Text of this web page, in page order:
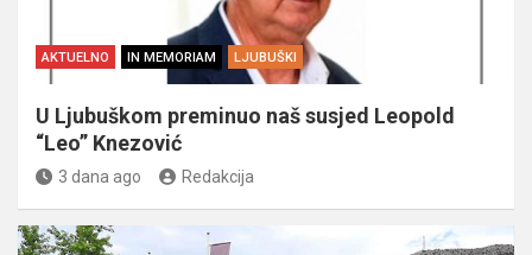
AKTUELNO IN MEMORIAM LJUBUŠKI
U Ljubuškom preminuo naš susjed Leopold
“Leo” Knezović
3 dana ago Redakcija